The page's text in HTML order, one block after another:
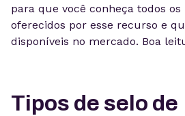
para que você conheça todos os
oferecidos por esse recurso e
disponíveis no mercado. Boa
Tipos de selo de